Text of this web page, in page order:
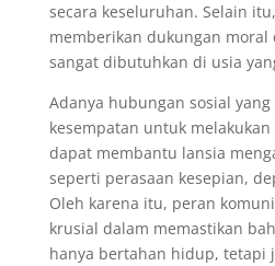
secara keseluruhan. Selain
memberikan dukungan moral
sangat dibutuhkan di usia
Adanya hubungan sosial
kesempatan untuk
dapat membantu lansia
seperti perasaan kesepian,
Oleh karena itu, peran
krusial dalam memastikan
hanya bertahan hidup, tetapi